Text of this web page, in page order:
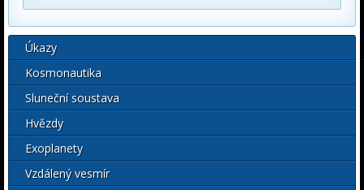
Úkazy
Kosmonautika
Sluneční soustava
Hvězdy
Exoplanety
Vzdálený vesmír